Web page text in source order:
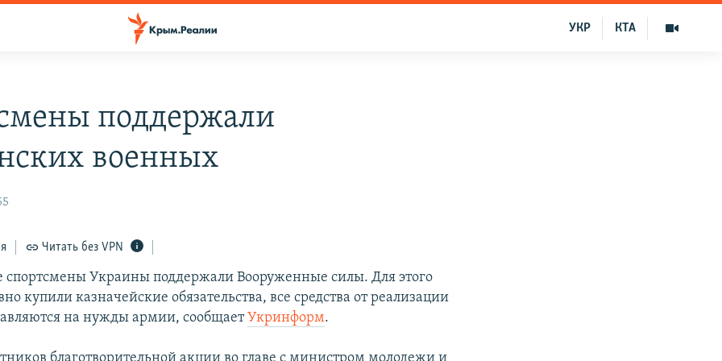
КТА
УКР
поддержали
военных
Читать без VPN
спортсмены Украины поддержали Вооруженные силы. Для этого
купили казначейские обязательства, все средства от реализации
на нужды армии, сообщает Укринформ.